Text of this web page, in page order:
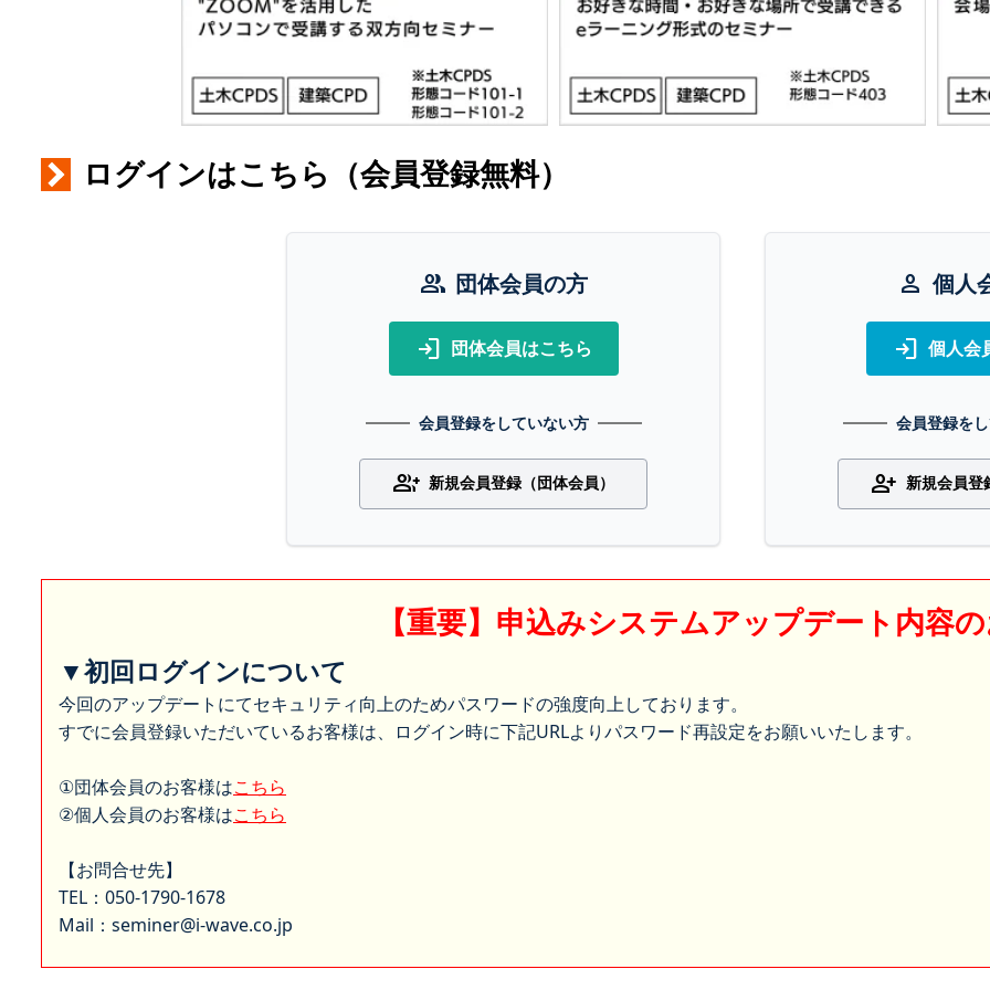
ログインはこちら（会員登録無料）
group 団体会員の方
login 団体会員はこちら
会員登録をしていない方
group_add 新規会員登録（団体会員）
person 個人
login 個人会
会員登録を
person_add 新規会員登
【重要】申込みシステムアップデート内容
▼初回ログインについて
今回のアップデートにてセキュリティ向上のためパスワードの強度向上しております。
すでに会員登録いただいているお客様は、ログイン時に下記URLよりパスワード再設定をお願いいたします。
①団体会員のお客様はこちら
②個人会員のお客様はこちら
【お問合せ先】
TEL：050-1790-1678
Mail：seminer@i-wave.co.jp